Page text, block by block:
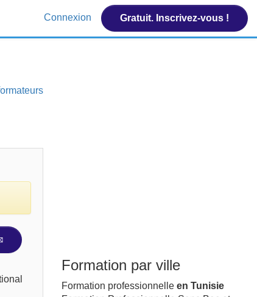
Connexion Gratuit. Inscrivez-vous !
Formation par ville
Formation professionnelle en Tunisie